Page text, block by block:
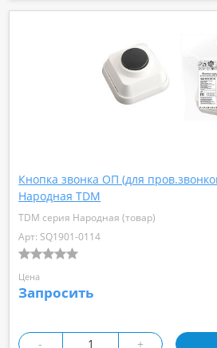
Кнопка звонка ОП (для
Народная TDM
TDM серия Народная (товар)
Арт: SQ1901-0114
Цена
Запросить
- +